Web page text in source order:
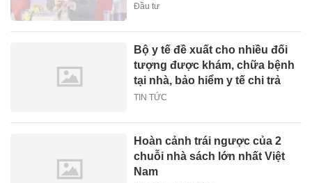
Đầu tư
Bộ y tế đề xuất cho nhiều đối
tượng được khám, chữa bệnh
tại nhà, bảo hiểm y tế chi trả
TIN TỨC
Hoàn cảnh trái ngược của 2
chuỗi nhà sách lớn nhất Việt
Nam